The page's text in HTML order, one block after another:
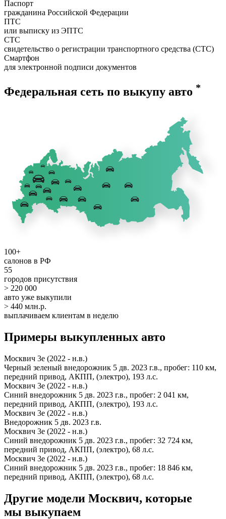
Паспорт
гражданина Российской Федерации
ПТС
или выписку из ЭПТС
СТС
свидетельство о регистрации транспортного средства (СТС)
Смартфон
для электронной подписи документов
Федеральная сеть по выкупу авто *
100+
салонов в РФ
55
городов присутствия
> 220 000
авто уже выкупили
> 440 млн.р.
выплачиваем клиентам в неделю
Примеры выкупленных авто
Москвич 3е (2022 - н.в.)
Черный зеленый внедорожник 5 дв. 2023 г.в., пробег: 110 км,
передний привод, АКПП, (электро), 193 л.с.
Москвич 3е (2022 - н.в.)
Синий внедорожник 5 дв. 2023 г.в., пробег: 2 041 км,
передний привод, АКПП, (электро), 193 л.с.
Москвич 3е (2022 - н.в.)
Внедорожник 5 дв. 2023 г.в.
Москвич 3е (2022 - н.в.)
Синий внедорожник 5 дв. 2023 г.в., пробег: 32 724 км,
передний привод, АКПП, (электро), 68 л.с.
Москвич 3е (2022 - н.в.)
Синий внедорожник 5 дв. 2023 г.в., пробег: 18 846 км,
передний привод, АКПП, (электро), 68 л.с.
Другие модели Москвич, которые
мы выкупаем